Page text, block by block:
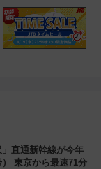
直通新幹線が今年
東京から最速71分